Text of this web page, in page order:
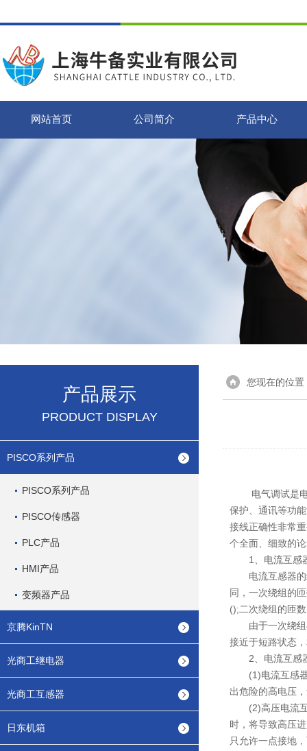
网站首页 公司简介 产品中心
产品展示
PRODUCT DISPLAY
PISCO系列产品
PISCO系列产品
PISCO传感器
PLC产品
HMI产品
变频器产品
京腾KinTN
光商工继电器
光商工互感器
日东机箱
您现在的位置
电气调试是电
保护、通讯等功
接线正确性非常
个全面、细致的
1、电流互感
电流互感器的
同，一次绕组的
();二次绕组的匝
由于一次绕组
接近于短路状态
2、电流互感
(1)电流互感器
出危险的高电压
(2)高压电流互
时，将导致高压
只允许一点接地